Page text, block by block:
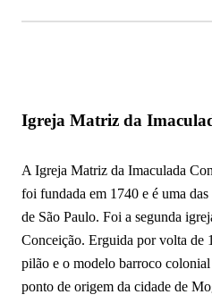
Igreja Matriz da
A Igreja Matriz da Imaculada
foi fundada em 1740 e é uma
de São Paulo. Foi a segunda
Conceição. Erguida por volta de
pilão e o modelo barroco
ponto de origem da cidade de